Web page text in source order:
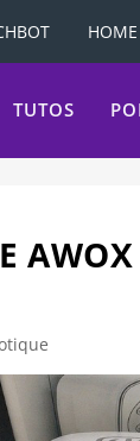
TUTOS